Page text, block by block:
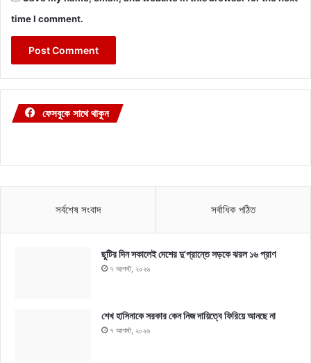
time I comment.
ফেসবুকে সাথে থাকুন
সর্বশেষ সংবাদ সর্বাধিক পঠিত
ছুটির দিন সকালেই দেশের দু’প্রান্তে সড়কে ঝরল ১৬ প্রাণ
৭ আগস্ট, ২০২৬
শেখ হাসিনাকে সরকার কেন নিজ দায়িত্বে ফিরিয়ে আনছে না
৭ আগস্ট, ২০২৬